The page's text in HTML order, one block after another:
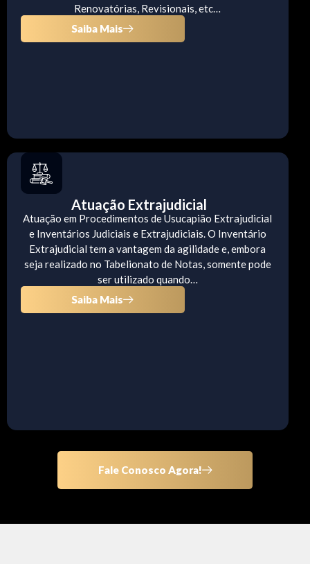
Renovatórias, Revisionais, etc…
Saiba Mais
Atuação Extrajudicial
Atuação em Procedimentos de Usucapião Extrajudicial
e Inventários Judiciais e Extrajudiciais. O Inventário
Extrajudicial tem a vantagem da agilidade e, embora
seja realizado no Tabelionato de Notas, somente pode
ser utilizado quando…
Saiba Mais
Fale Conosco Agora!